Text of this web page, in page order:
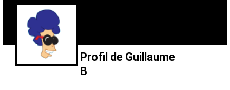
Profil de Guillaume
B